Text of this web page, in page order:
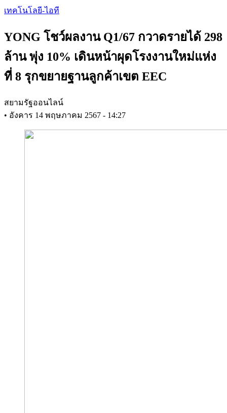
Skip
content
เทคโนโลยี-ไอที
YONG โชว์ผลงาน Q1/67 กวาดรายได้ 298
ล้าน พุ่ง 10% เดินหน้าผุดโรงงานใหม่แห่ง
ที่ 8 รุกขยายฐานลูกค้าเขต EEC
สยามรัฐออนไลน์
• อังคาร 14 พฤษภาคม 2567 - 14:27